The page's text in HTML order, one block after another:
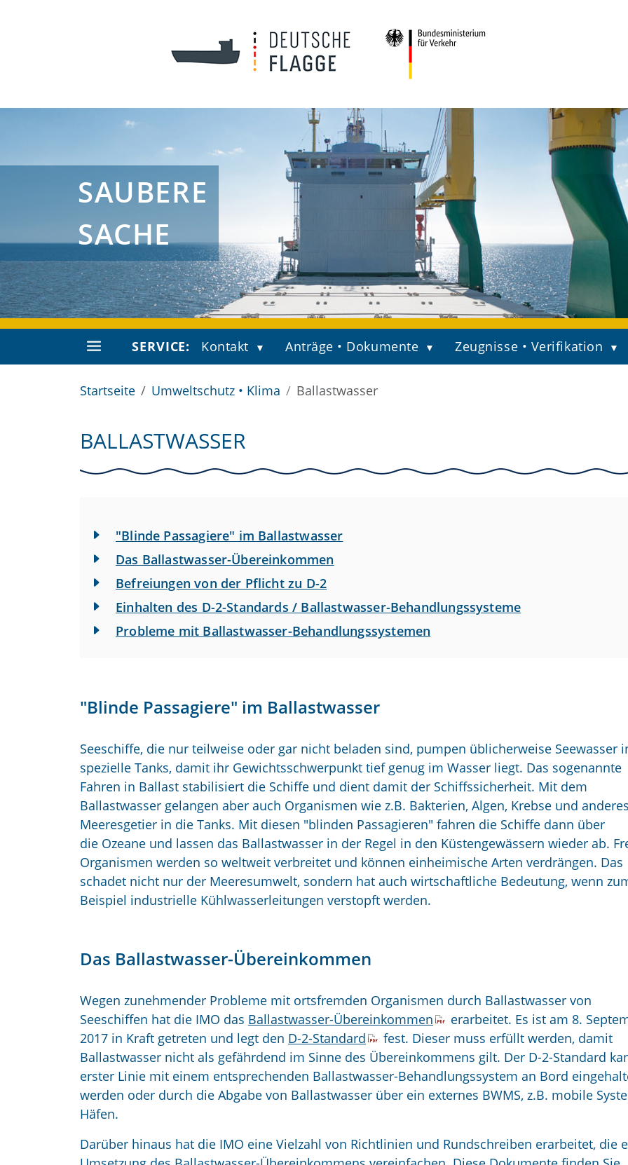
SAUBERE
SACHE
SERVICE: Kontakt Anträge • Dokumente Zeugnisse • Verifikation
Startseite Umweltschutz • Klima Ballastwasser
BALLASTWASSER
"Blinde Passagiere" im Ballastwasser
Das Ballastwasser-Übereinkommen
Befreiungen von der Pflicht zu D-2
Einhalten des D-2-Standards / Ballastwasser-Behandlungssysteme
Probleme mit Ballastwasser-Behandlungssystemen
"Blinde Passagiere" im Ballastwasser
Seeschiffe, die nur teilweise oder gar nicht beladen sind, pumpen üblicherweise Seewasser
spezielle Tanks, damit ihr Gewichtsschwerpunkt tief genug im Wasser liegt. Das sogenannte
Fahren in Ballast stabilisiert die Schiffe und dient damit der Schiffssicherheit. Mit dem
Ballastwasser gelangen aber auch Organismen wie z.B. Bakterien, Algen, Krebse und anderes
Meeresgetier in die Tanks. Mit diesen "blinden Passagieren" fahren die Schiffe dann über
die Ozeane und lassen das Ballastwasser in der Regel in den Küstengewässern wieder ab.
Organismen werden so weltweit verbreitet und können einheimische Arten verdrängen. Das
schadet nicht nur der Meeresumwelt, sondern hat auch wirtschaftliche Bedeutung, wenn
Beispiel industrielle Kühlwasserleitungen verstopft werden.
Das Ballastwasser-Übereinkommen
Wegen zunehmender Probleme mit ortsfremden Organismen durch Ballastwasser von
Seeschiffen hat die IMO das Ballastwasser-Übereinkommen
erarbeitet. Es ist am 8.
2017 in Kraft getreten und legt den D-2-Standard
fest. Dieser muss erfüllt werden, damit
Ballastwasser nicht als gefährdend im Sinne des Übereinkommens gilt. Der D-2-Standard
erster Linie mit einem entsprechenden Ballastwasser-Behandlungssystem an Bord
werden oder durch die Abgabe von Ballastwasser über ein externes BWMS, z.B. mobile
Häfen.
Darüber hinaus hat die IMO eine Vielzahl von Richtlinien und Rundschreiben erarbeitet, die